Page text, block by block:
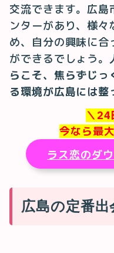
交流できます。広島
ンターがあり、様々
め、自分の興味に合
ができるでしょう。
らこそ、焦らずじっ
る環境が広島には整
＼24
今なら最
ラス恋のダ
広島の定番